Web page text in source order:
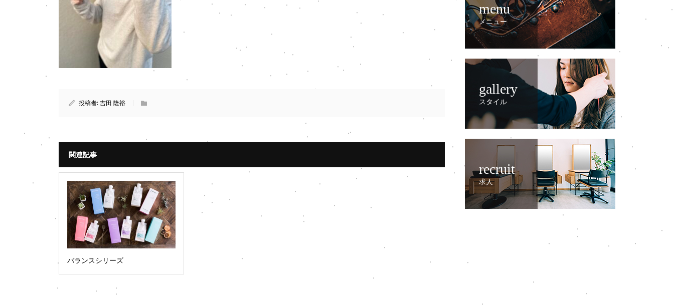
投稿者:吉田 隆裕
関連記事
バランスシリーズ
menu
メニュー
gallery
スタイル
recruit
求人